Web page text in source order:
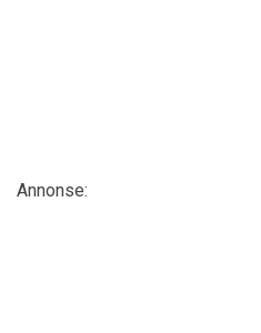
Annonse: